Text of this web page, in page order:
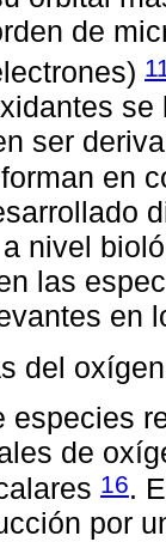
de
se
ser
en
nivel
las
en
del
especies
de
16.
por